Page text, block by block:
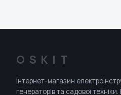
OSKIT
Інтернет-магазин
генераторів та садової